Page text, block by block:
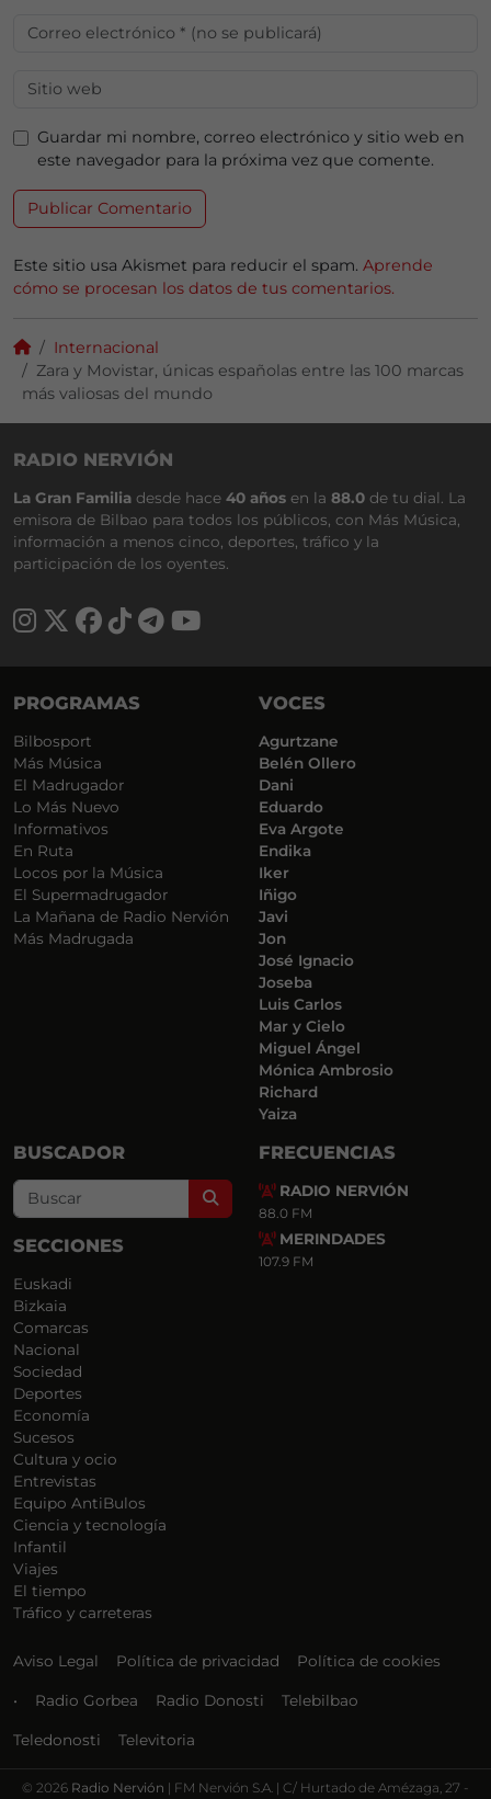
Guardar mi nombre, correo electrónico y sitio web en
este navegador para la próxima vez que comente.
Este sitio usa Akismet para reducir el spam. Aprende
cómo se procesan los datos de tus comentarios.
Internacional
Zara y Movistar, únicas españolas entre las 100 marcas
más valiosas del mundo
RADIO NERVIÓN
La Gran Familia desde hace 40 años en la 88.0 de tu dial. La
emisora de Bilbao para todos los públicos, con Más Música,
información a menos cinco, deportes, tráfico y la
participación de los oyentes.
PROGRAMAS
Bilbosport
Más Música
El Madrugador
Lo Más Nuevo
Informativos
En Ruta
Locos por la Música
El Supermadrugador
La Mañana de Radio Nervión
Más Madrugada
VOCES
Agurtzane
Belén Ollero
Dani
Eduardo
Eva Argote
Endika
Iker
Iñigo
Javi
Jon
José Ignacio
Joseba
Luis Carlos
Mar y Cielo
Miguel Ángel
Mónica Ambrosio
Richard
Yaiza
BUSCADOR
Search
SECCIONES
Euskadi
Bizkaia
Comarcas
Nacional
Sociedad
Deportes
Economía
Sucesos
Cultura y ocio
Entrevistas
Equipo AntiBulos
Ciencia y tecnología
Infantil
Viajes
El tiempo
Tráfico y carreteras
FRECUENCIAS
RADIO NERVIÓN
88.0 FM
MERINDADES
107.9 FM
Aviso Legal Política de privacidad Política de cookies
• Radio Gorbea Radio Donosti Telebilbao
Teledonosti Televitoria
© 2026 Radio Nervión | FM Nervión S.A. | C/ Hurtado de Amézaga, 27 -